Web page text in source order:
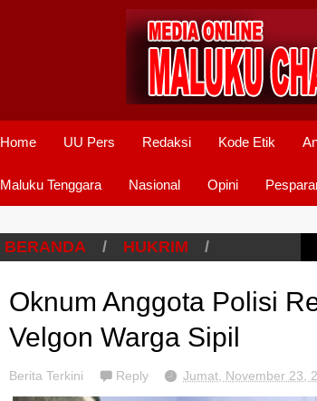
Home UU Pers Redaksi Kode Etik
Maluku Tenggara Nasional Opini
BERANDA / HUKRIM /
Oknum Anggota Polisi
Velgon Warga Sipil
Berita Terkini Reply Jumat, November 23,